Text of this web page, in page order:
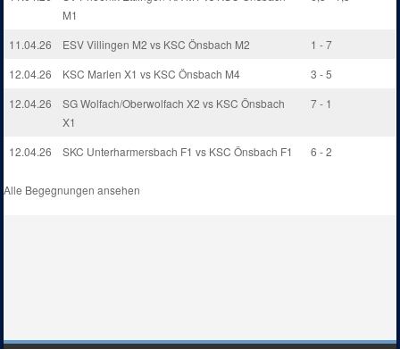
M1
11.04.26 ESV Villingen M2 vs KSC Önsbach M2
1 - 7
12.04.26
KSC Marlen X1 vs KSC Önsbach M4
3 - 5
12.04.26
SG Wolfach/Oberwolfach X2 vs KSC Önsbach
X1
7 - 1
12.04.26 SKC Unterharmersbach F1 vs KSC Önsbach F1 6 - 2
Alle Begegnungen ansehen